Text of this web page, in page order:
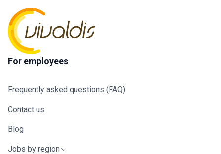
For employees
Frequently asked questions (FAQ)
Contact us
Blog
Jobs by region